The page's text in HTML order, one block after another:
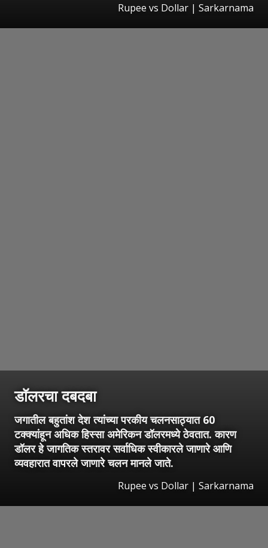
Rupee vs Dollar | Sarkarnama
डॉलरचा दबदबा
जगातील बहुतांश देश त्यांच्या परकीय चलनसाठ्यात 60
टक्क्यांहून अधिक हिस्सा अमेरिकन डॉलरमध्ये ठेवतात. कारण
डॉलर हे जागतिक स्तरावर सर्वाधिक स्वीकारले जाणारे आणि
व्यवहारात वापरले जाणारे चलन मानले जाते.
Rupee vs Dollar | Sarkarnama